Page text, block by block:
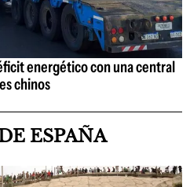
energético con una central
chinos
ESPAÑA